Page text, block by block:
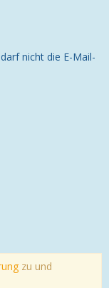
nicht die E-Mail-
zu und